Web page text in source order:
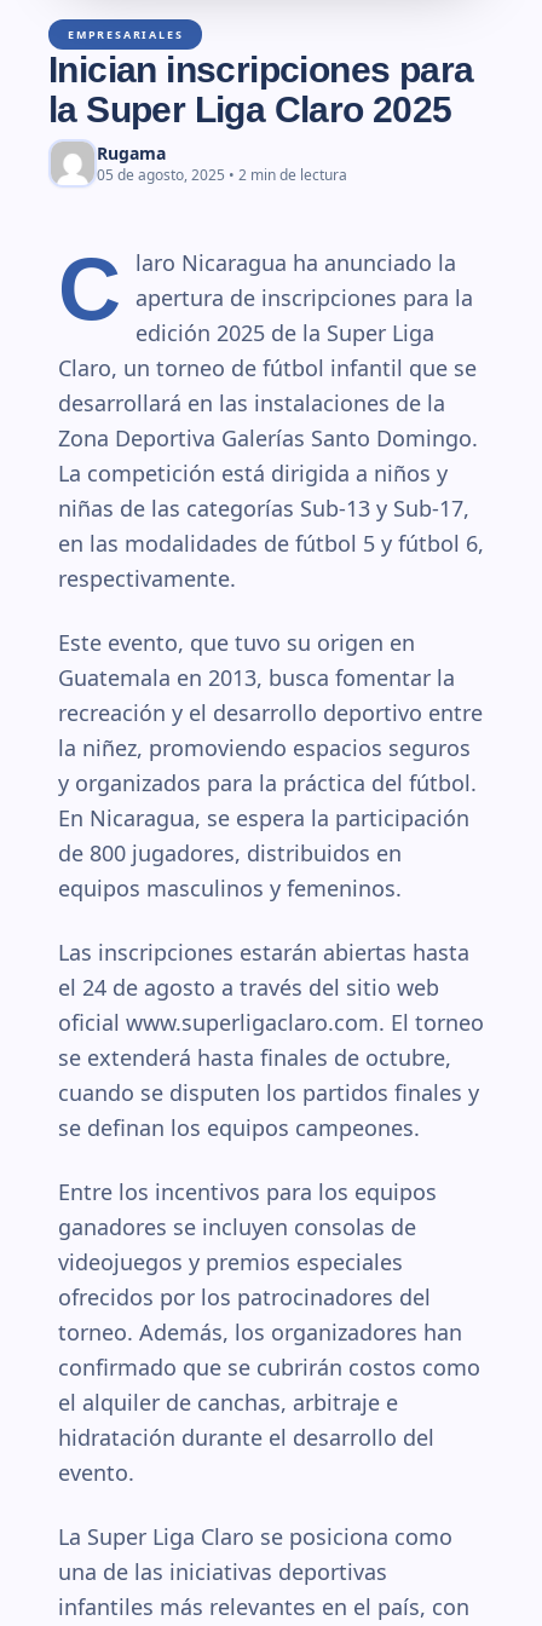
EMPRESARIALES
Inician inscripciones para
la Super Liga Claro 2025
Rugama
05 de agosto, 2025 • 2 min de lectura
C
laro Nicaragua ha anunciado la
apertura de inscripciones para la
edición 2025 de la Super Liga
Claro, un torneo de fútbol infantil que se
desarrollará en las instalaciones de la
Zona Deportiva Galerías Santo Domingo.
La competición está dirigida a niños y
niñas de las categorías Sub-13 y Sub-17,
en las modalidades de fútbol 5 y fútbol 6,
respectivamente.
Este evento, que tuvo su origen en
Guatemala en 2013, busca fomentar la
recreación y el desarrollo deportivo entre
la niñez, promoviendo espacios seguros
y organizados para la práctica del fútbol.
En Nicaragua, se espera la participación
de 800 jugadores, distribuidos en
equipos masculinos y femeninos.
Las inscripciones estarán abiertas hasta
el 24 de agosto a través del sitio web
oficial www.superligaclaro.com. El torneo
se extenderá hasta finales de octubre,
cuando se disputen los partidos finales y
se definan los equipos campeones.
Entre los incentivos para los equipos
ganadores se incluyen consolas de
videojuegos y premios especiales
ofrecidos por los patrocinadores del
torneo. Además, los organizadores han
confirmado que se cubrirán costos como
el alquiler de canchas, arbitraje e
hidratación durante el desarrollo del
evento.
La Super Liga Claro se posiciona como
una de las iniciativas deportivas
infantiles más relevantes en el país, con